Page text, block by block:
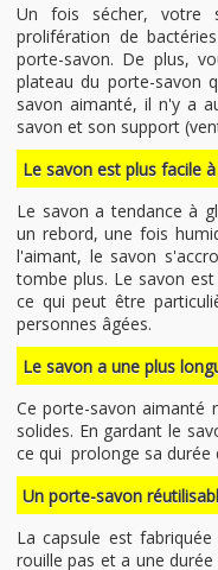
Un fois sécher, votre
prolifération de
porte-savon. De plus,
plateau du porte-savon
savon aimanté, il n'y a
savon et son support
Le savon est plus facile
Le savon a tendance à
un rebord, une fois
l'aimant, le savon
tombe plus. Le savon
ce qui peut être
personnes âgées.
Le savon a une plus
Ce porte-savon aimanté
solides. En gardant le
ce qui prolonge sa durée
Un porte-savon
La capsule est
rouille pas et a une